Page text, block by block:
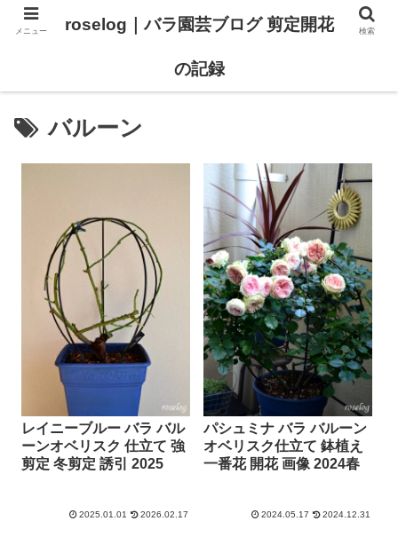
バルーン
レイニーブルー バラ バル
ーンオベリスク 仕立て 強
剪定 冬剪定 誘引 2025
2025.01.01 2026.02.17
パシュミナ バラ バルーン
オベリスク仕立て 鉢植え
一番花 開花 画像 2024春
2024.05.17 2024.12.31
メニュー roselog｜バラ園芸ブログ 剪定開花
の記録
検索